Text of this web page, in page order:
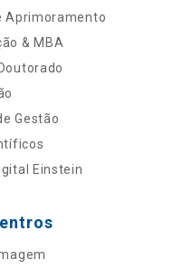
Aprimoramento
& MBA
Gestão
Einstein